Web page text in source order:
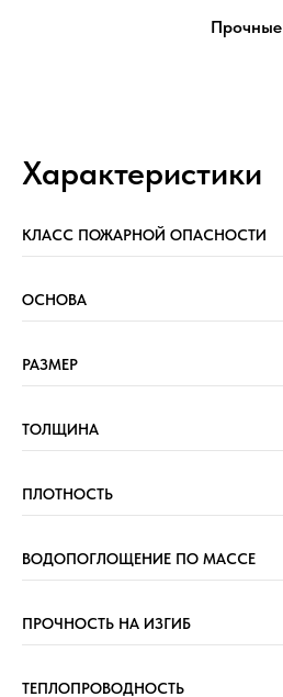
Прочные
Характеристики
КЛАСС ПОЖАРНОЙ ОПАСНОСТИ
ОСНОВА
РАЗМЕР
ТОЛЩИНА
ПЛОТНОСТЬ
ВОДОПОГЛОЩЕНИЕ ПО МАССЕ
ПРОЧНОСТЬ НА ИЗГИБ
ТЕПЛОПРОВОДНОСТЬ